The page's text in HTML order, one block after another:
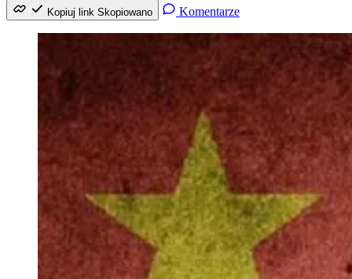
Kopiuj link Skopiowano Komentarze